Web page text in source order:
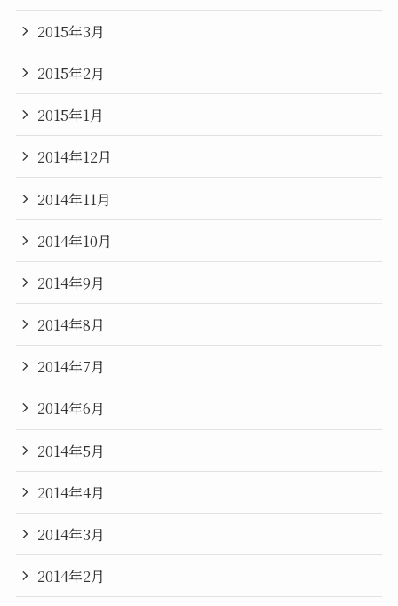
2015年3月
2015年2月
2015年1月
2014年12月
2014年11月
2014年10月
2014年9月
2014年8月
2014年7月
2014年6月
2014年5月
2014年4月
2014年3月
2014年2月